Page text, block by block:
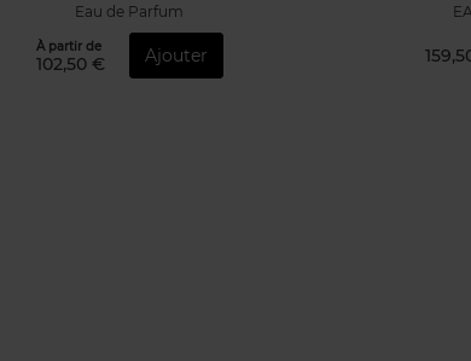
Eau de Parfum
À partir de
102,50 € Ajouter